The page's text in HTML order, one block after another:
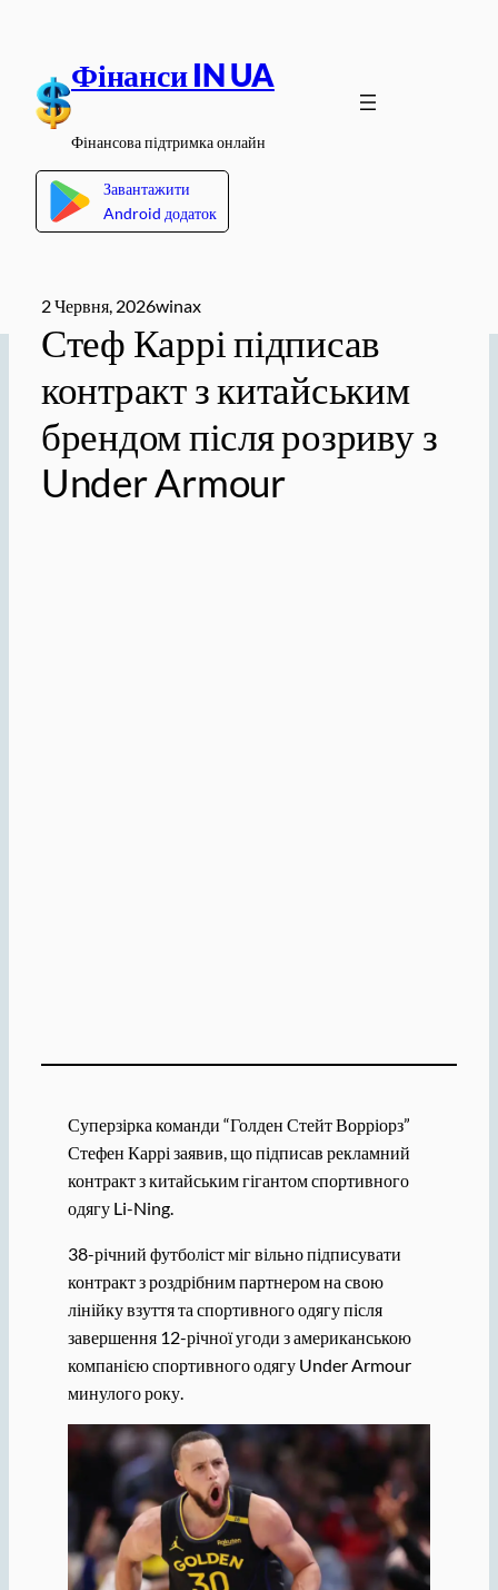
вмісту
Фінанси IN UA
Фінансова підтримка онлайн
Завантажити
Android додаток
2 Червня, 2026winax
Стеф Каррі підписав
контракт з китайським
брендом після розриву з
Under Armour
Суперзірка команди “Голден Стейт Ворріорз”
Стефен Каррі заявив, що підписав рекламний
контракт з китайським гігантом спортивного
одягу Li-Ning.
38-річний футболіст міг вільно підписувати
контракт з роздрібним партнером на свою
лінійку взуття та спортивного одягу після
завершення 12-річної угоди з американською
компанією спортивного одягу Under Armour
минулого року.